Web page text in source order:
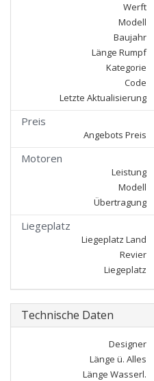
Werft
Modell
Baujahr
Länge Rumpf
Kategorie
Code
Letzte Aktualisierung
Preis
Angebots Preis
Motoren
Leistung
Modell
Übertragung
Liegeplatz
Liegeplatz Land
Revier
Liegeplatz
Technische Daten
Designer
Länge ü. Alles
Länge Wasserl.